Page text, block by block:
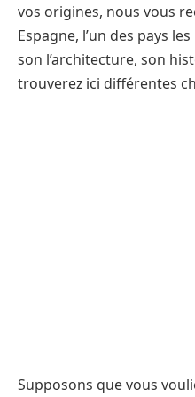
vos origines, nous vous
Espagne, l’un des pays
son l’architecture, son
trouverez ici différentes
Supposons que vous